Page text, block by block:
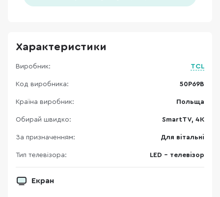
Характеристики
Виробник: TCL
Код виробника: 50P69B
Країна виробник: Польща
Обирай швидко: SmartTV, 4K
За призначенням: Для вітальні
Тип телевізора: LED - телевізор
Екран